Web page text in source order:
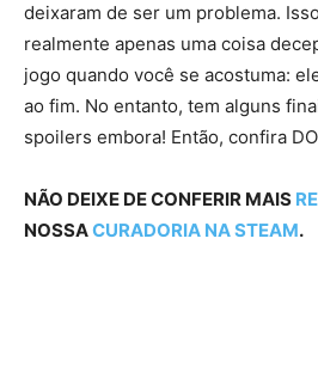
deixaram de ser um problema.
realmente apenas uma coisa
jogo quando você se acostuma:
ao fim. No entanto, tem alguns
spoilers embora! Então, confira
NÃO DEIXE DE CONFERIR MAIS
NOSSACURADORIA NA STEAM.